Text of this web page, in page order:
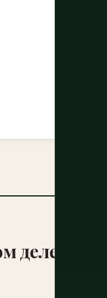
деле